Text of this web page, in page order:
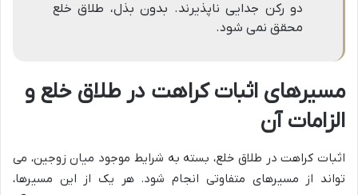
دو رکن جدایی ناپذیرند. بدون بذل، طلاق خلع
محقق نمی شود.
مسیرهای اثبات کراهت در طلاق خلع و
الزامات آن
اثبات کراهت در طلاق خلع، بسته به شرایط موجود میان زوجین، می
تواند از مسیرهای متفاوتی انجام شود. هر یک از این مسیرها،